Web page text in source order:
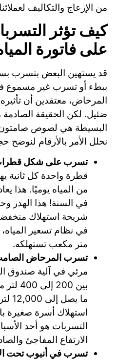
من الإزعاج والتكاليف
كيف تؤثر
على فاتورة
قد يستهين البعض بتسرب
ببطء أو تسرب غير مسموع
المرحاض، معتقدين أن
ضئيل. لكن الحقيقة
البسيطة هي لصوص صامتون
نحلل الأمر بالأرقام لنوضح
تسرب على شكل
في السنة! هذا الهدر
شريحة استهلاك
في نظام تسعير
متر مكعب تستهلكه.
تسرب المرحاض
مرئي في آلية صندوق
بين
ما
استهلاك أسرة صغيرة
التسربات هو أحد
الارتفاع المفاجئ
تسرب في أنبوب تحت